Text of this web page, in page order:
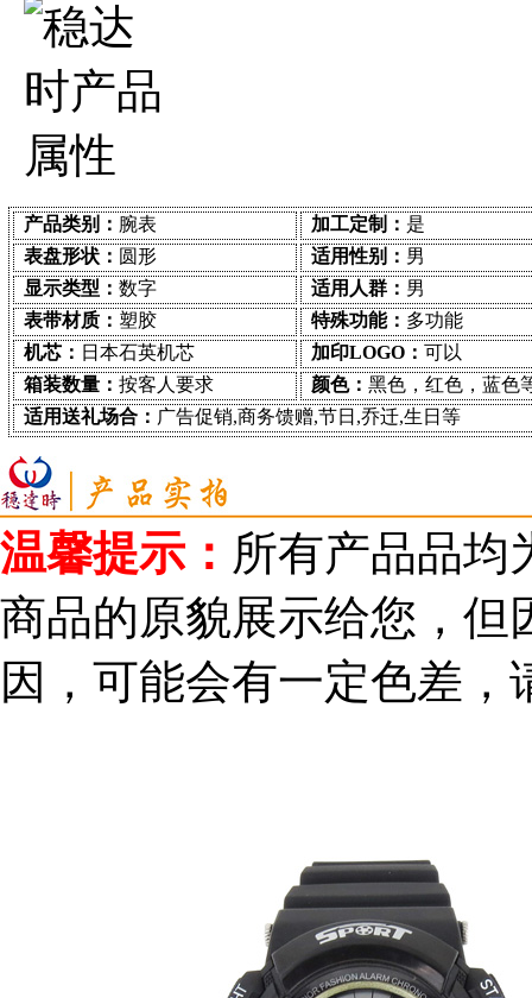
产品类别： 腕表 加工定制： 是
表盘形状： 圆形 适用性别： 男
显示类型： 数字 适用人群： 男
表带材质： 塑胶 特殊功能： 多功能
机芯： 日本石英机芯 加印LOGO： 可以
箱装数量： 按客人要求 颜色： 黑色，红色，蓝色
适用送礼场合： 广告促销,商务馈赠,节日,乔迁,生日等
温馨提示： 所有产品品均
商品的原貌展示给您，但
因，可能会有一定色差，